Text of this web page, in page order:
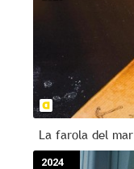
La farola del mar
2024